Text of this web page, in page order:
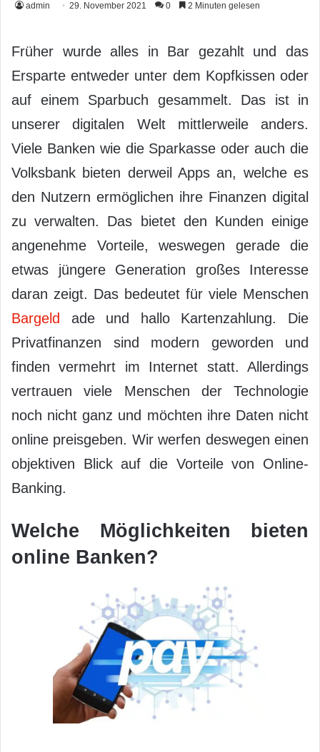
admin 29. November 2021 0 2 Minuten gelesen
Früher wurde alles in Bar gezahlt und das
Ersparte entweder unter dem Kopfkissen oder
auf einem Sparbuch gesammelt. Das ist in
unserer digitalen Welt mittlerweile anders.
Viele Banken wie die Sparkasse oder auch die
Volksbank bieten derweil Apps an, welche es
den Nutzern ermöglichen ihre Finanzen digital
zu verwalten. Das bietet den Kunden einige
angenehme Vorteile, weswegen gerade die
etwas jüngere Generation großes Interesse
daran zeigt. Das bedeutet für viele Menschen
Bargeld
ade und hallo Kartenzahlung. Die
Privatfinanzen sind modern geworden und
finden vermehrt im Internet statt. Allerdings
vertrauen viele Menschen der Technologie
noch nicht ganz und möchten ihre Daten nicht
online preisgeben. Wir werfen deswegen einen
objektiven Blick auf die Vorteile von Online-
Banking.
Welche Möglichkeiten bieten
online Banken?